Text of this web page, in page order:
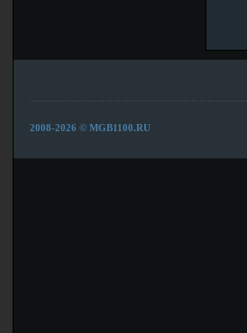
2008-2026 © MGB1100.RU